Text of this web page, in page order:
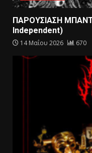
ΠΑΡΟΥΣΙΑΣΗ
Independent)
14 Μαΐου 2026 670